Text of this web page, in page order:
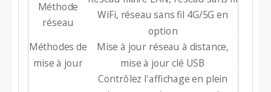
Méthode
réseau
WiFi, réseau sans fil 4G/5G en
option
Méthodes de
mise à jour
Mise à jour réseau à distance,
mise à jour clé USB
Contrôlez l'affichage en plein